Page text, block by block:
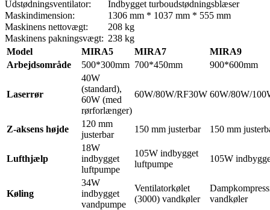
Udstødningsventilator:
Indbygget turboudstødningsblæser
Maskindimension:
1306 mm * 1037 mm * 555 mm
Maskinens nettovægt:
208 kg
Maskinens pakningsvægt: 238 kg
Model
MIRA5 MIRA7
MIRA9
Arbejdsområde
500*300mm 700*450mm 900*600mm
Laserrør
40W
(standard),
60W (med
rørforlænger)
60W/80W/RF30W 60W/80W/
Z-aksens højde
120 mm
justerbar
150 mm justerbar 150 mm
Lufthjælp
18W
indbygget
luftpumpe
105W indbygget
luftpumpe
105W
Køling
34W
indbygget
vandpumpe
Ventilatorkølet
(3000) vandkøler
vandkøler